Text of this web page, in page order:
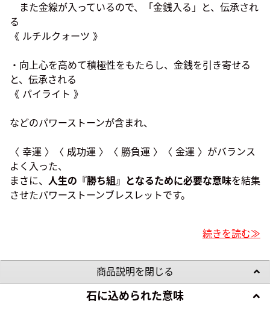
また金線が入っているので、「金銭入る」と、伝承され
る
《 ルチルクォーツ 》
・向上心を高めて積極性をもたらし、金銭を引き寄せる
と、伝承される
《 パイライト 》
などのパワーストーンが含まれ、
〈 幸運 〉〈 成功運 〉〈 勝負運 〉〈 金運 〉がバランス
よく入った、
まさに、 人生の『勝ち組』となるために必要な意味を結集
させたパワーストーンブレスレットです。
続きを読む≫
商品説明を閉じる
石に込められた意味